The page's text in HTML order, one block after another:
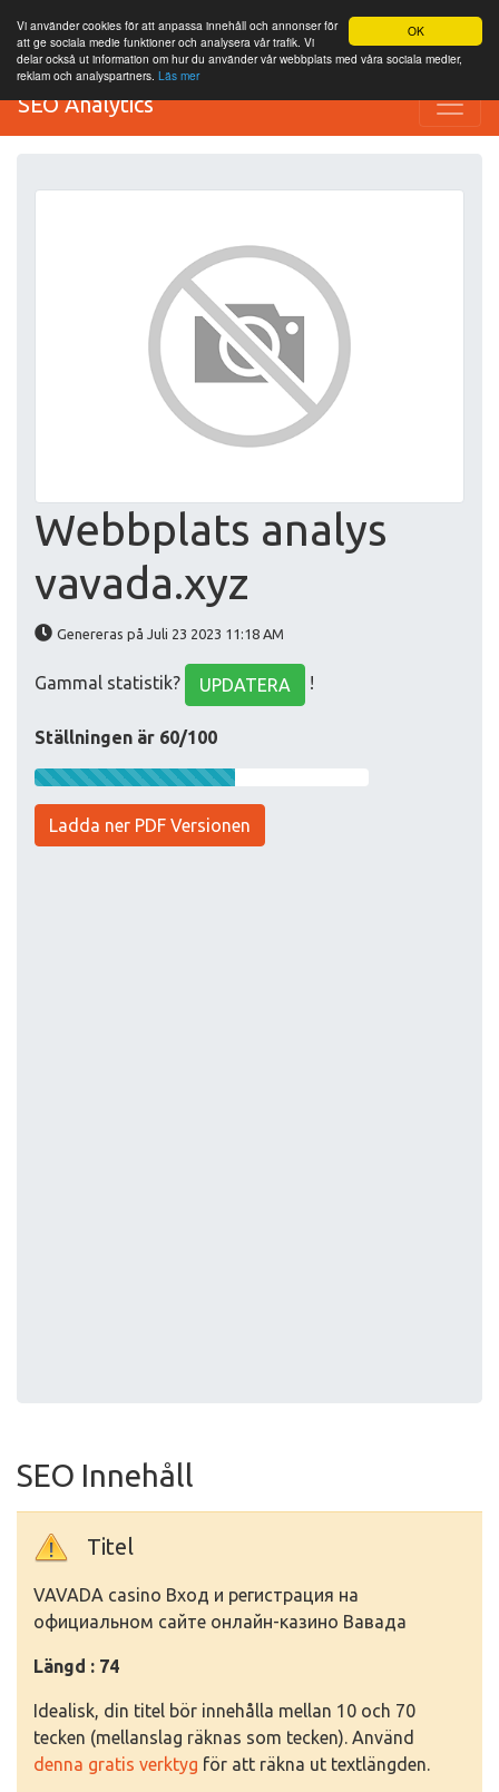
OK
Vi använder cookies för att anpassa innehåll och annonser för
att ge sociala medie funktioner och analysera vår trafik. Vi
delar också ut information om hur du använder vår webbplats med våra sociala medier,
reklam och analyspartners. Läs mer
SEO Analytics
Webbplats analys
vavada.xyz
Genereras på Juli 23 2023 11:18 AM
Gammal statistik? UPDATERA !
Ställningen är 60/100
Ladda ner PDF Versionen
SEO Innehåll
Titel
VAVADA casino Вход и регистрация на
официальном сайте онлайн-казино Вавада
Längd : 74
Idealisk, din titel bör innehålla mellan 10 och 70
tecken (mellanslag räknas som tecken). Använd
denna gratis verktyg för att räkna ut textlängden.